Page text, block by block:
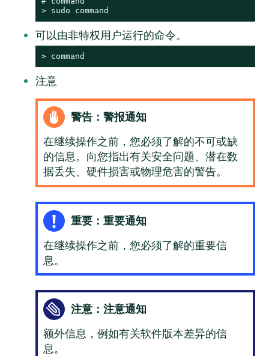
> sudo command
可以由非特权用户运行的命令。
> command
注意
警告：警报通知
在继续操作之前，您必须了解的不可或缺
的信息。向您指出有关安全问题、潜在数
据丢失、硬件损害或物理危害的警告。
重要：重要通知
在继续操作之前，您必须了解的重要信
息。
注意：注意通知
额外信息，例如有关软件版本差异的信
息。